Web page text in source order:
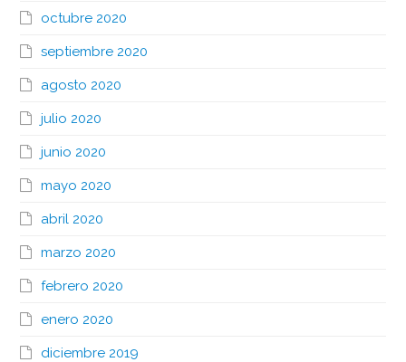
octubre 2020
septiembre 2020
agosto 2020
julio 2020
junio 2020
mayo 2020
abril 2020
marzo 2020
febrero 2020
enero 2020
diciembre 2019